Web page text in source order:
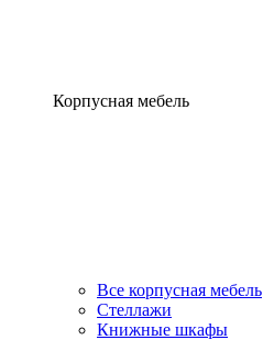
Корпусная мебель
Все корпусная мебель
Стеллажи
Книжные шкафы